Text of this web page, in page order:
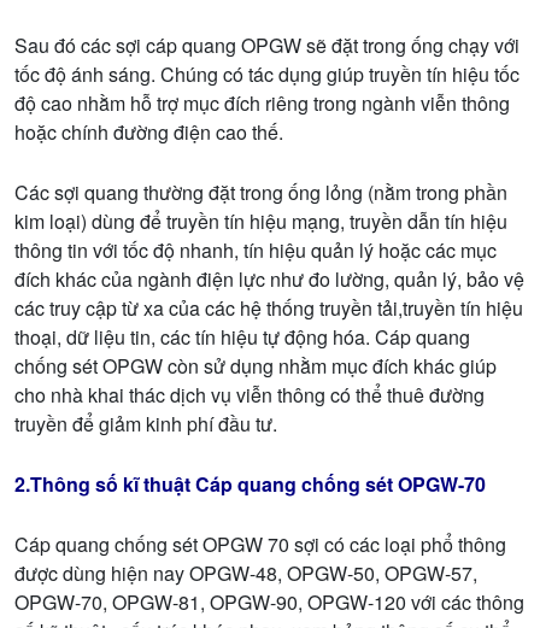
Sau đó các sợi cáp quang OPGW sẽ đặt trong ống chạy với
tốc độ ánh sáng. Chúng có tác dụng giúp truyền tín hiệu tốc
độ cao nhằm hỗ trợ mục đích riêng trong ngành viễn thông
hoặc chính đường điện cao thế.
Các sợi quang thường đặt trong ống lỏng (nằm trong phần
kim loại) dùng để truyền tín hiệu mạng, truyền dẫn tín hiệu
thông tin với tốc độ nhanh, tín hiệu quản lý hoặc các mục
đích khác của ngành điện lực như đo lường, quản lý, bảo vệ
các truy cập từ xa của các hệ thống truyền tải,truyền tín hiệu
thoại, dữ liệu tin, các tín hiệu tự động hóa. Cáp quang
chống sét OPGW còn sử dụng nhằm mục đích khác giúp
cho nhà khai thác dịch vụ viễn thông có thể thuê đường
truyền để giảm kinh phí đầu tư.
2.Thông số kĩ thuật Cáp quang chống sét OPGW-70
Cáp quang chống sét OPGW 70 sợi có các loại phổ thông
được dùng hiện nay OPGW-48, OPGW-50, OPGW-57,
OPGW-70, OPGW-81, OPGW-90, OPGW-120 với các thông